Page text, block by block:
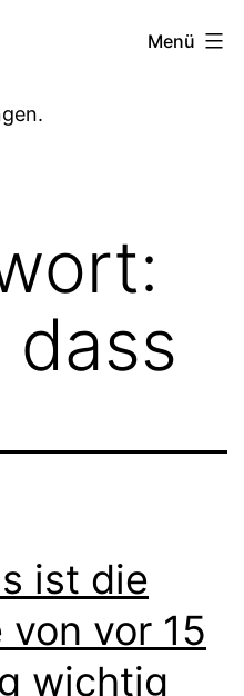
Menü
ist die
vor 15
wichtig